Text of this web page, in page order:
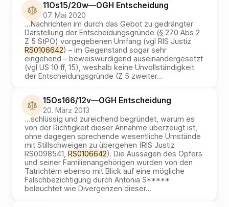
11Os15/20w—OGH Entscheidung
07. Mai 2020
…Nachrichten im durch das Gebot zu gedrängter
Darstellung der Entscheidungsgründe (§ 270 Abs 2
Z 5 StPO) vorgegebenen Umfang (vgl RIS Justiz
RS0106642) – im Gegenstand sogar sehr
eingehend – beweiswürdigend auseinandergesetzt
(vgl US 10 ff, 15), weshalb keine Unvollständigkeit
der Entscheidungsgründe (Z 5 zweiter…
15Os166/12v—OGH Entscheidung
20. März 2013
…schlüssig und zureichend begründet, warum es
von der Richtigkeit dieser Annahme überzeugt ist,
ohne dagegen sprechende wesentliche Umstände
mit Stillschweigen zu übergehen (RIS Justiz
RS0098541, RS0106642). Die Aussagen des Opfers
und seiner Familienangehörigen wurden von den
Tatrichtern ebenso mit Blick auf eine mögliche
Falschbezichtigung durch Antonia S*****
beleuchtet wie Divergenzen dieser…